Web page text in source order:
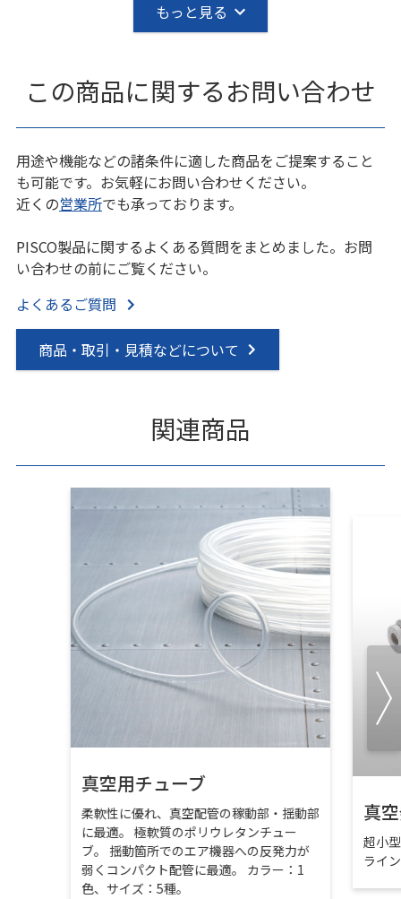
もっと見る
この商品に関するお問い合わせ
用途や機能などの諸条件に適した商品をご提案すること
も可能です。お気軽にお問い合わせください。
近くの営業所でも承っております。
PISCO製品に関するよくある質問をまとめました。お問
い合わせの前にご覧ください。
よくあるご質問
商品・取引・見積などについて
関連商品
真空用チューブ
柔軟性に優れ、真空配管の稼動部・揺動部
に最適。 極軟質のポリウレタンチュー
ブ。 揺動箇所でのエア機器への反発力が
弱くコンパクト配管に最適。 カラー：1
色、サイズ：5種。
真
超小
ライ